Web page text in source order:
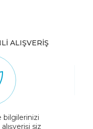
ALIŞVERİŞ
bilgilerinizi
siz